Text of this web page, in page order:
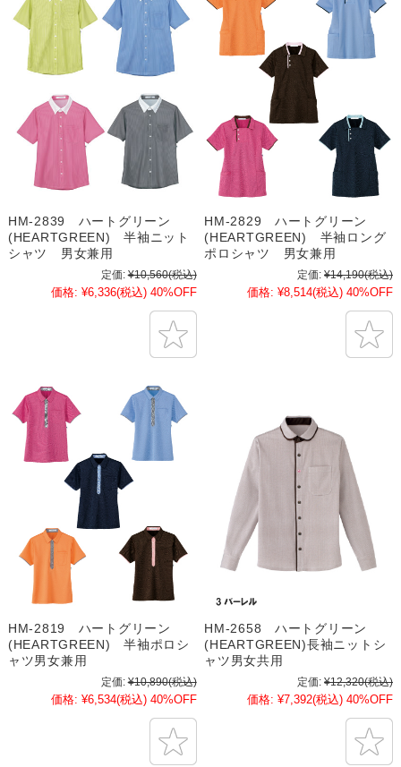
HM-2839 ハートグリーン
(HEARTGREEN) 半袖ニット
シャツ 男女兼用
定価: ¥10,560(税込)
価格: ¥6,336(税込) 40%OFF
HM-2829 ハートグリーン
(HEARTGREEN) 半袖ロング
ポロシャツ 男女兼用
定価: ¥14,190(税込)
価格: ¥8,514(税込) 40%OFF
HM-2819 ハートグリーン
(HEARTGREEN) 半袖ポロシ
ャツ男女兼用
定価: ¥10,890(税込)
価格: ¥6,534(税込) 40%OFF
HM-2658 ハートグリーン
(HEARTGREEN)長袖ニットシ
ャツ男女共用
定価: ¥12,320(税込)
価格: ¥7,392(税込) 40%OFF